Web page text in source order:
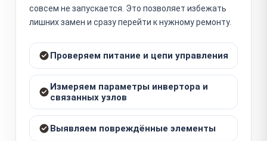
совсем не запускается. Это позволяет избежать
лишних замен и сразу перейти к нужному ремонту.
Проверяем питание и цепи управления
Измеряем параметры инвертора и
связанных узлов
Выявляем повреждённые элементы